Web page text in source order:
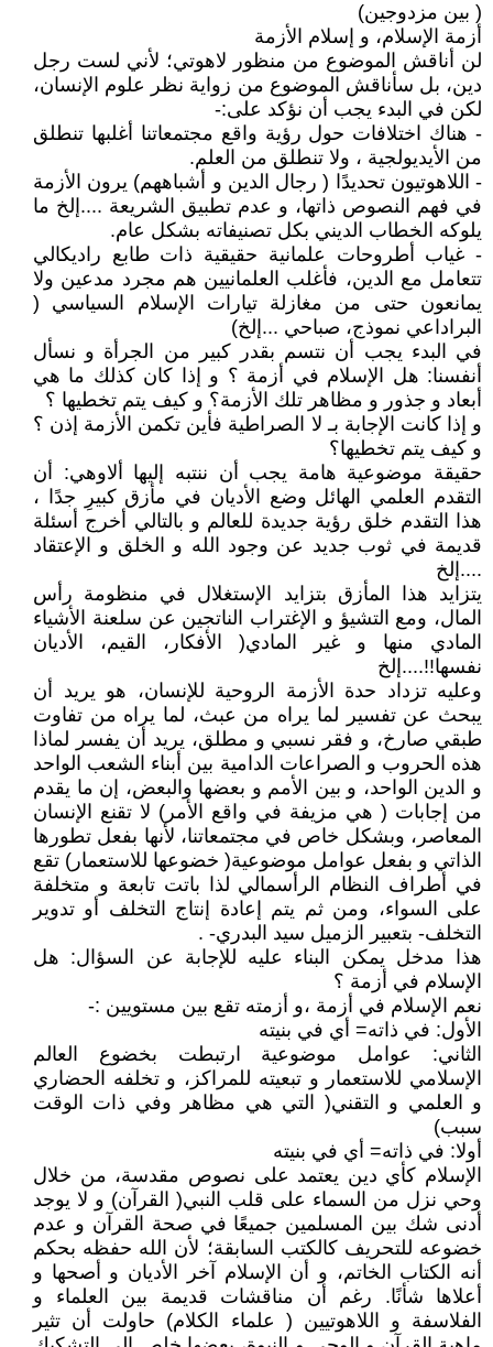
( بين مزدوجين)
أزمة الإسلام، و إسلام الأزمة
لن أناقش الموضوع من منظور لاهوتي؛ لأني لست رجل
دين، بل سأناقش الموضوع من زواية نظر علوم الإنسان،
لكن في البدء يجب أن نؤكد على:-
- هناك اختلافات حول رؤية واقع مجتمعاتنا أغلبها تنطلق
من الأيديولجية ، ولا تنطلق من العلم.
- اللاهوتيون تحديدًا ( رجال الدين و أشباههم) يرون الأزمة
في فهم النصوص ذاتها، و عدم تطبيق الشريعة ....إلخ ما
يلوكه الخطاب الديني بكل تصنيفاته بشكل عام.
- غياب أطروحات علمانية حقيقية ذات طابع راديكالي
تتعامل مع الدين، فأغلب العلمانيين هم مجرد مدعين ولا
يمانعون حتى من مغازلة تيارات الإسلام السياسي (
البراداعي نموذج، صباحي ...إلخ)
في البدء يجب أن نتسم بقدر كبير من الجرأة و نسأل
أنفسنا: هل الإسلام في أزمة ؟ و إذا كان كذلك ما هي
أبعاد و جذور و مظاهر تلك الأزمة؟ و كيف يتم تخطيها ؟
و إذا كانت الإجابة بـ لا الصراطية فأين تكمن الأزمة إذن ؟
و كيف يتم تخطيها؟
حقيقة موضوعية هامة يجب أن ننتبه إليها ألاوهي: أن
التقدم العلمي الهائل وضع الأديان في مأزق كبيرِ جدًا ،
هذا التقدم خلق رؤية جديدة للعالم و بالتالي أخرج أسئلة
قديمة في ثوب جديد عن وجود الله و الخلق و الإعتقاد
....إلخ
يتزايد هذا المأزق بتزايد الإستغلال في منظومة رأس
المال، ومع التشيؤ و الإغتراب الناتجين عن سلعنة الأشياء
المادي منها و غير المادي( الأفكار، القيم، الأديان
نفسها!!....إلخ
وعليه تزداد حدة الأزمة الروحية للإنسان، هو يريد أن
يبحث عن تفسير لما يراه من عبث، لما يراه من تفاوت
طبقي صارخ، و فقر نسبي و مطلق، يريد أن يفسر لماذا
هذه الحروب و الصراعات الدامية بين أبناء الشعب الواحد
و الدين الواحد، و بين الأمم و بعضها والبعض، إن ما يقدم
من إجابات ( هي مزيفة في واقع الأمر) لا تقنع الإنسان
المعاصر، وبشكل خاص في مجتمعاتنا، لأنها بفعل تطورها
الذاتي و بفعل عوامل موضوعية( خضوعها للاستعمار) تقع
في أطراف النظام الرأسمالي لذا باتت تابعة و متخلفة
على السواء، ومن ثم يتم إعادة إنتاج التخلف أو تدوير
التخلف- بتعبير الزميل سيد البدري- .
هذا مدخل يمكن البناء عليه للإجابة عن السؤال: هل
الإسلام في أزمة ؟
نعم الإسلام في أزمة ،و أزمته تقع بين مستويين :-
الأول: في ذاته= أي في بنيته
الثاني: عوامل موضوعية ارتبطت بخضوع العالم
الإسلامي للاستعمار و تبعيته للمراكز، و تخلفه الحضاري
و العلمي و التقني( التي هي مظاهر وفي ذات الوقت
سبب)
أولا: في ذاته= أي في بنيته
الإسلام كأي دين يعتمد على نصوص مقدسة، من خلال
وحي نزل من السماء على قلب النبي( القرآن) و لا يوجد
أدنى شك بين المسلمين جميعًا في صحة القرآن و عدم
خضوعه للتحريف كالكتب السابقة؛ لأن الله حفظه بحكم
أنه الكتاب الخاتم، و أن الإسلام آخر الأديان و أصحها و
أعلاها شأنًا. رغم أن مناقشات قديمة بين العلماء و
الفلاسفة و اللاهوتيين ( علماء الكلام) حاولت أن تثير